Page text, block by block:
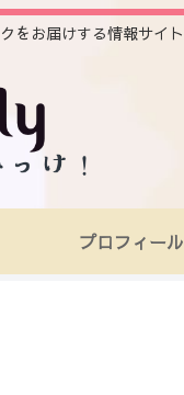
をお届けする情報サイト
プロフィール